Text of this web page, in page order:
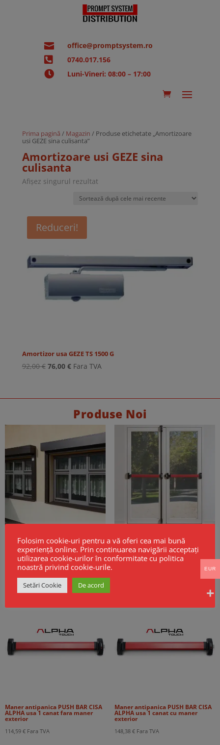
 office@promptsystem.ro
 0740.017.156
 Luni-Vineri: 08:00 – 17:00
Prima pagină / Magazin / Produse etichetate „Amortizoare
usi GEZE sina culisanta”
Amortizoare usi GEZE sina
culisanta
Afișez singurul rezultat
Reduceri!
Amortizor usa GEZE TS 1500 G
92,00€ Prețul
fost:
76,00 €Prețul
76,00 €.
Fara TVA
Produse Noi
Cortine Rezistente la Foc EI60 –
Model GSF KPR EI
Maner antipanica PUSH BAR CISA
ALPHA usi 2 canate inchidere 3
puncte fara maner exterior cu
cheie
Maner antipanica PUSH BAR CISA
ALPHA usa 1 canat fara maner
exterior
114,59 € Fara TVA
Maner antipanica PUSH BAR CISA
ALPHA usa 1 canat cu maner
exterior
148,38 € Fara TVA
Folosim cookie-uri pentru a vă oferi cea mai bună
experiență online. Prin continuarea navigării acceptați
utilizarea cookie-urilor în conformitate cu politica
noastră privind cookie-urile.
Setări Cookie De acord
EUR